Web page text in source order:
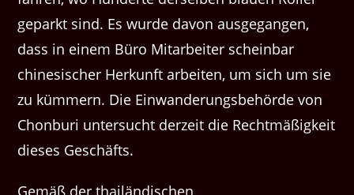
geparkt sind. Es wurde davon ausgegangen,
dass in einem Büro Mitarbeiter scheinbar
chinesischer Herkunft arbeiten, um sich um sie
zu kümmern. Die Einwanderungsbehörde von
Chonburi untersucht derzeit die Rechtmäßigkeit
dieses Geschäfts.